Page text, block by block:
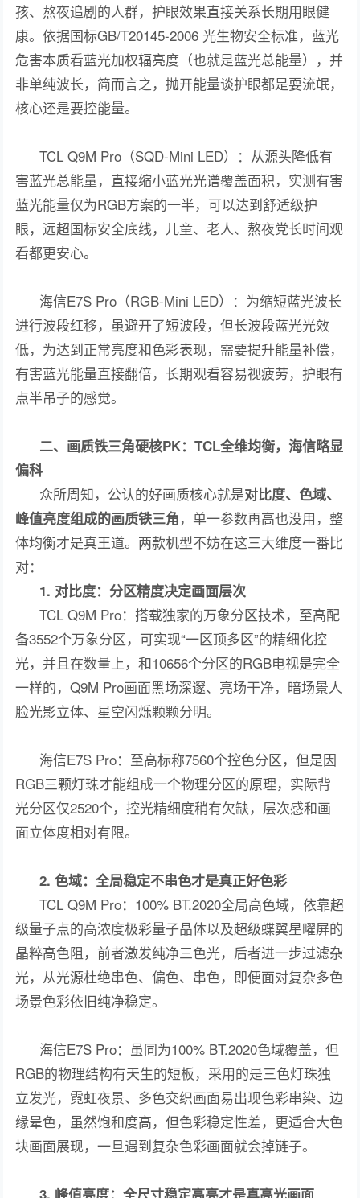
孩、熬夜追剧的人群，护眼效果直接关系长期用眼健
康。依据国标GB/T20145-2006 光生物安全标准，蓝光
危害本质看蓝光加权辐亮度（也就是蓝光总能量），并
非单纯波长，简而言之，抛开能量谈护眼都是耍流氓，
核心还是要控能量。
TCL Q9M Pro（SQD-Mini LED）：从源头降低有
害蓝光总能量，直接缩小蓝光光谱覆盖面积，实测有害
蓝光能量仅为RGB方案的一半，可以达到舒适级护
眼，远超国标安全底线，儿童、老人、熬夜党长时间观
看都更安心。
海信E7S Pro（RGB-Mini LED）：为缩短蓝光波长
进行波段红移，虽避开了短波段，但长波段蓝光光效
低，为达到正常亮度和色彩表现，需要提升能量补偿，
有害蓝光能量直接翻倍，长期观看容易视疲劳，护眼有
点半吊子的感觉。
二、画质铁三角硬核PK：TCL全维均衡，海信略显
偏科
众所周知，公认的好画质核心就是对比度、色域、
峰值亮度组成的画质铁三角，单一参数再高也没用，整
体均衡才是真王道。两款机型不妨在这三大维度一番比
对：
1. 对比度：分区精度决定画面层次
TCL Q9M Pro：搭载独家的万象分区技术，至高配
备3552个万象分区，可实现“一区顶多区”的精细化控
光，并且在数量上，和10656个分区的RGB电视是完全
一样的，Q9M Pro画面黑场深邃、亮场干净，暗场景人
脸光影立体、星空闪烁颗颗分明。
海信E7S Pro：至高标称7560个控色分区，但是因
RGB三颗灯珠才能组成一个物理分区的原理，实际背
光分区仅2520个，控光精细度稍有欠缺，层次感和画
面立体度相对有限。
2. 色域：全局稳定不串色才是真正好色彩
TCL Q9M Pro：100% BT.2020全局高色域，依靠超
级量子点的高浓度极彩量子晶体以及超级蝶翼星曜屏的
晶粹高色阻，前者激发纯净三色光，后者进一步过滤杂
光，从光源杜绝串色、偏色、串色，即便面对复杂多色
场景色彩依旧纯净稳定。
海信E7S Pro：虽同为100% BT.2020色域覆盖，但
RGB的物理结构有天生的短板，采用的是三色灯珠独
立发光，霓虹夜景、多色交织画面易出现色彩串染、边
缘晕色，虽然饱和度高，但色彩稳定性差，更适合大色
块画面展现，一旦遇到复杂色彩画面就会掉链子。
3. 峰值亮度：全尺寸稳定高亮才是真高光画面